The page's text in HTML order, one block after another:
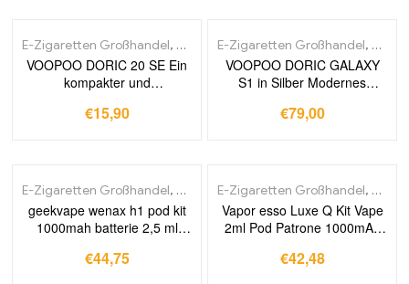
E-Zigaretten Großhandel, Pod-Systeme
VOOPOO DORIC 20 SE Ein
kompakter und
eine erstklassige
€15,90
E-Zigaretten Großhandel, Pod-
VOOPOO DORIC GALAXY
S1 in Silber Modernes
Funktionen für Vaping
€79,00
E-Zigaretten Großhandel, Pod-Systeme
geekvape wenax h1 pod kit
1000mah batterie 2,5 ml
elektronische zigarette vape
€44,75
E-Zigaretten Großhandel, Pod-
Vapor esso Luxe Q Kit Vape
2ml Pod Patrone 1000mAh
Ohm Mesh Coil elektronische
€42,48